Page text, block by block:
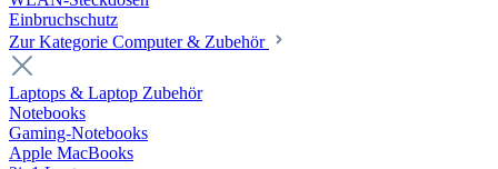
Einbruchschutz
Zur Kategorie Computer & Zubehör
Laptops & Laptop Zubehör
Notebooks
Gaming-Notebooks
Apple MacBooks